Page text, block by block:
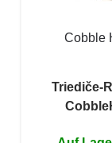
Cobble
Triediče-